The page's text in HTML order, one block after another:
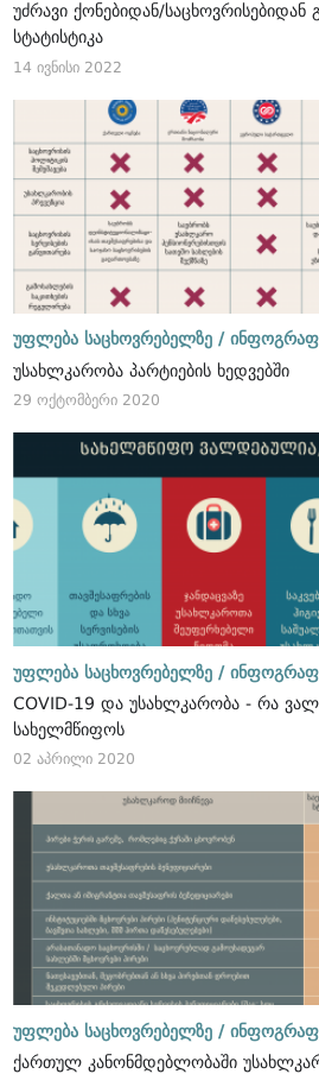
უძრავი ქონებიდან/საცხოვრისებიდან
სტატისტიკა
14 ივნისი 2022
უფლება საცხოვრებელზე /
უსახლკარობა პარტიების ხედვებში
29 ოქტომბერი 2020
უფლება საცხოვრებელზე /
COVID-19 და უსახლკარობა - რა
სახელმწიფოს
02 აპრილი 2020
უფლება საცხოვრებელზე /
ქართულ კანონმდებლობაში